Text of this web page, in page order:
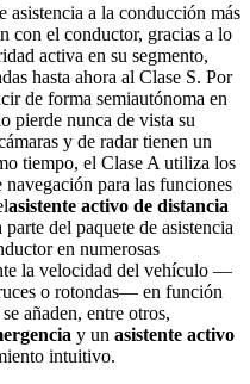
asistencia a la conducción más
con el conductor, gracias a lo
activa en su segmento,
hasta ahora al Clase S. Por
de forma semiautónoma en
pierde nunca de vista su
y de radar tienen un
tiempo, el Clase A utiliza los
navegación para las funciones
asistente activo de distancia
del paquete de asistencia
en numerosas
la velocidad del vehículo —
o rotondas— en función
añaden, entre otros,
y un asistente activo
intuitivo.